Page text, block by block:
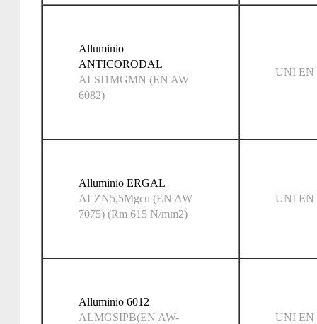
Alluminio
ANTICORODAL
ALSI1MGMN (EN AW
6082)
UNI EN
Alluminio ERGAL
ALZN5,5Mgcu (EN AW
7075) (Rm 615 N/mm2)
UNI EN
Alluminio 6012
ALMGSIPB(EN AW-
UNI EN